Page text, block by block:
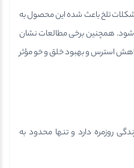
تلخ باعث شده این محصول به
همچنین برخی مطالعات نشان
استرس و بهبود خلق و خو مؤثر
روزمره دارد و تنها محدود به